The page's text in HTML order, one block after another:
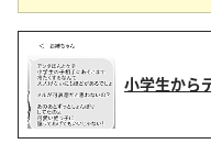
小学生から